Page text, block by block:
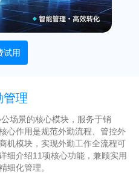
试用
管理
场景的核心模块，服务于销
心作用是规范外勤流程、管控外
机模块，实现外勤工作全流程可
细介绍11项核心功能，兼顾实用
细化管理。